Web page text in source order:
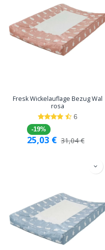
Fresk Wickelauflage Bezug Wal
rosa
6
-19%
25,03 € 31,04€